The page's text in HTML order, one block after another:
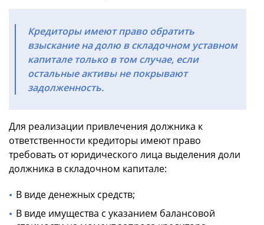
Кредиторы имеют право обратить
взыскание на долю в складочном уставном
капитале только в том случае, если
остальные активы не покрывают
задолженность.
Для реализации привлечения должника к
ответственности кредиторы имеют право
требовать от юридического лица выделения доли
должника в складочном капитале:
В виде денежных средств;
В виде имущества с указанием балансовой